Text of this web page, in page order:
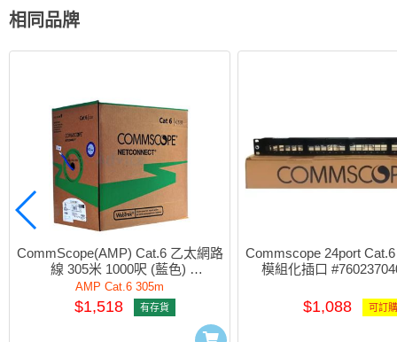
相同品牌
CommScope(AMP) Cat.6 乙太網路
線 305米 1000呎 (藍色)
#884016914/10 (884016994/10)
AMP Cat.6 305m
$1,518 有存貨
Commscope 24port
模組化插口
$1,088 可訂購